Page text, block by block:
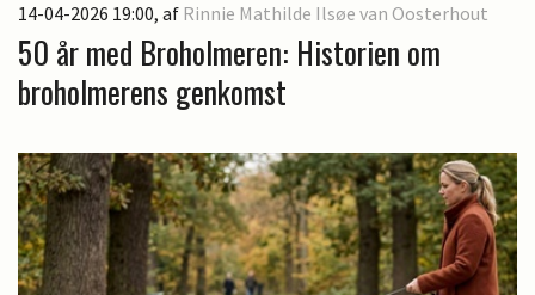
14-04-2026 19:00, af Rinnie Mathilde Ilsøe van Oosterhout
50 år med Broholmeren: Historien om
broholmerens genkomst